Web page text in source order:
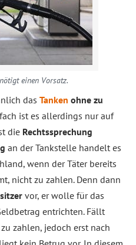
einen Vorsatz.
das Tanken ohne zu
ist es allerdings nur auf
die Rechtssprechung
an der Tankstelle handelt es
wenn der Täter bereits
nicht zu zahlen. Denn dann
vor, er wolle für das
entrichten. Fällt
zahlen, jedoch erst nach